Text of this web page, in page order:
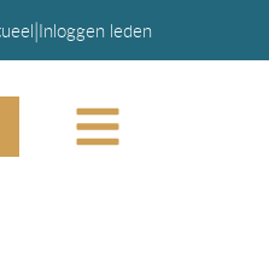
|Inloggen leden